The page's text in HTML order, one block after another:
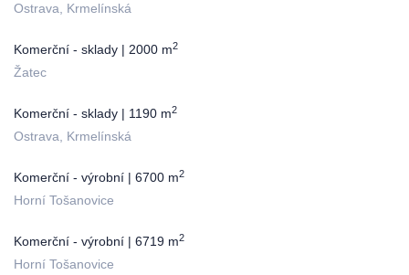
Ostrava, Krmelínská
Komerční - sklady | 2000 m2
Žatec
Komerční - sklady | 1190 m2
Ostrava, Krmelínská
Komerční - výrobní | 6700 m2
Horní Tošanovice
Komerční - výrobní | 6719 m2
Horní Tošanovice